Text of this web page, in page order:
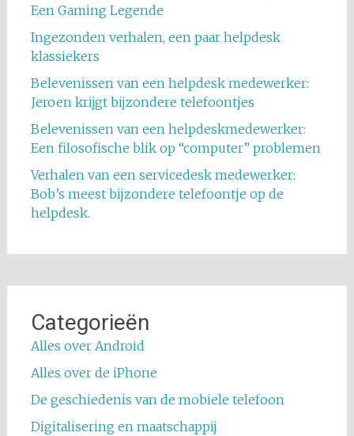
Een Gaming Legende
Ingezonden verhalen, een paar helpdesk
klassiekers
Belevenissen van een helpdesk medewerker:
Jeroen krijgt bijzondere telefoontjes
Belevenissen van een helpdeskmedewerker:
Een filosofische blik op “computer” problemen
Verhalen van een servicedesk medewerker:
Bob’s meest bijzondere telefoontje op de
helpdesk.
Categorieën
Alles over Android
Alles over de iPhone
De geschiedenis van de mobiele telefoon
Digitalisering en maatschappij